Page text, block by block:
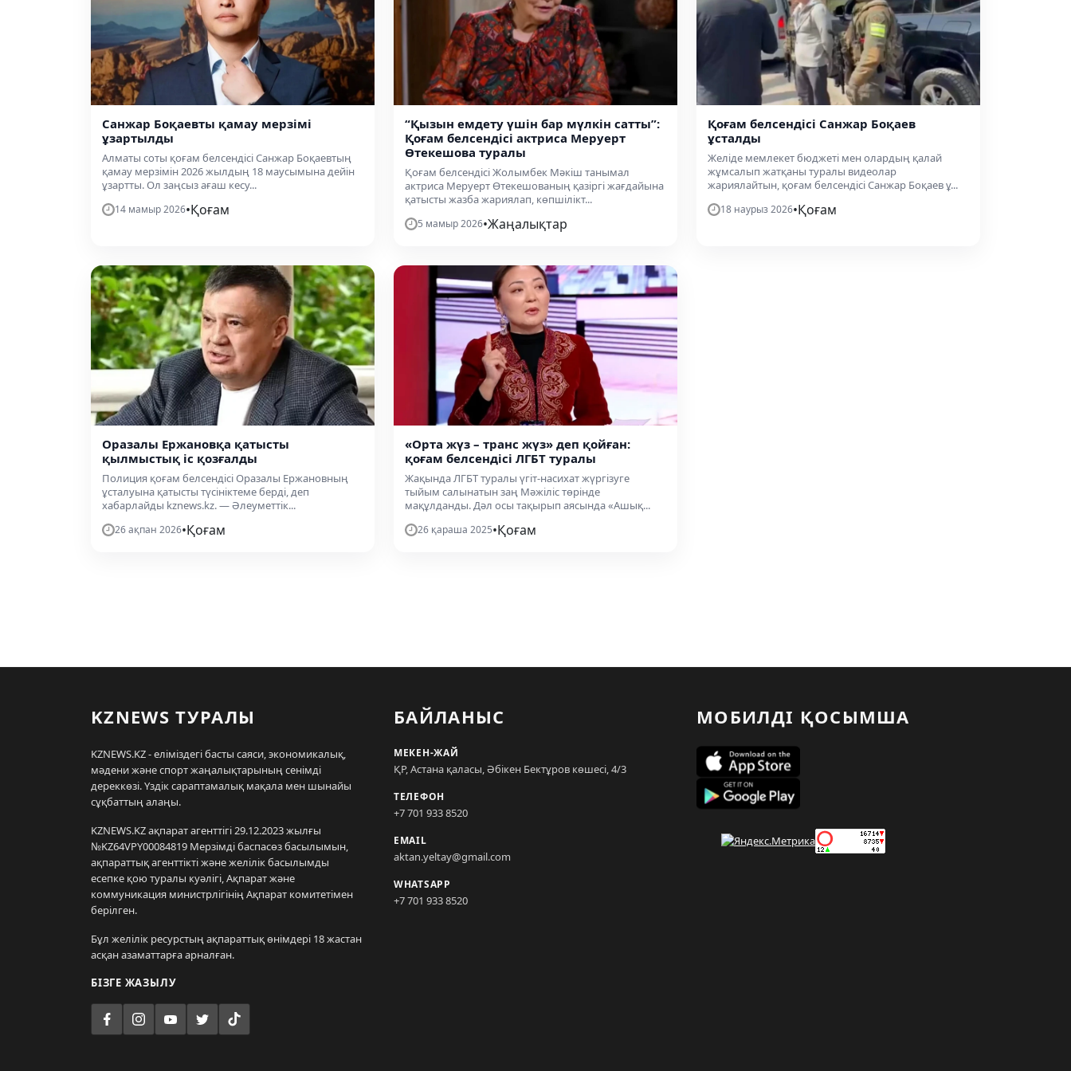
Санжар Боқаевты қамау мерзімі
ұзартылды
Алматы соты қоғам белсендісі Санжар Боқаевтың
қамау мерзімін 2026 жылдың 18 маусымына дейін
ұзартты. Ол заңсыз ағаш кесу...
14 мамыр 2026•Қоғам
“Қызын емдету үшін бар мүлкін сатты”:
Қоғам белсендісі актриса Меруерт
Өтекешова туралы
Қоғам белсендісі Жолымбек Мәкіш танымал
актриса Меруерт Өтекешованың қазіргі жағдайына
қатысты жазба жариялап, көпшілікт...
5 мамыр 2026•Жаңалықтар
Қоғам белсендісі Санжар Боқаев
ұсталды
Желіде мемлекет бюджеті мен олардың қалай
жұмсалып жатқаны туралы видеолар
жариялайтын, қоғам белсендісі Санжар Боқаев ұ...
18 наурыз 2026•Қоғам
Оразалы Ержановқа қатысты
қылмыстық іс қозғалды
Полиция қоғам белсендісі Оразалы Ержановның
ұсталуына қатысты түсініктеме берді, деп
хабарлайды kznews.kz. — Әлеуметтік...
26 ақпан 2026•Қоғам
«Орта жүз – транс жүз» деп қойған:
қоғам белсендісі ЛГБТ туралы
Жақында ЛГБТ туралы үгіт-насихат жүргізуге
тыйым салынатын заң Мәжіліс төрінде
мақұлданды. Дәл осы тақырып аясында «Ашық...
26 қараша 2025•Қоғам
KZNEWS ТУРАЛЫ
KZNEWS.KZ - еліміздегі басты саяси, экономикалық,
мәдени және спорт жаңалықтарының сенімді
дереккөзі. Үздік сараптамалық мақала мен шынайы
сұқбаттың алаңы.
KZNEWS.KZ ақпарат агенттігі 29.12.2023 жылғы
№KZ64VPY00084819 Мерзімді баспасөз басылымын,
ақпараттық агенттікті және желілік басылымды
есепке қою туралы куәлігі, Ақпарат және
коммуникация министрлігінің Ақпарат комитетімен
берілген.
Бұл желілік ресурстың ақпараттық өнімдері 18 жастан
асқан азаматтарға арналған.
БІЗГЕ ЖАЗЫЛУ
БАЙЛАНЫС
МЕКЕН-ЖАЙ
ҚР, Астана қаласы, Әбікен Бектұров көшесі, 4/3
ТЕЛЕФОН
+7 701 933 8520
EMAIL
aktan.yeltay@gmail.com
WHATSAPP
+7 701 933 8520
МОБИЛДІ ҚОСЫМША